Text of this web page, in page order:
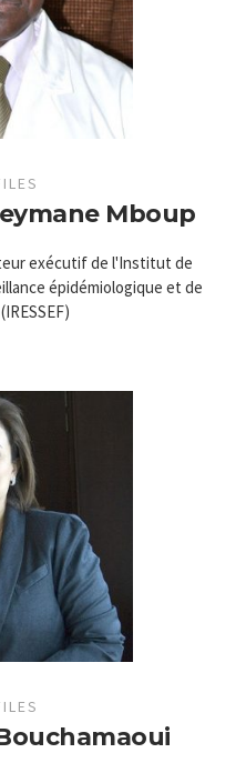
Mboup
exécutif de l'Institut de
épidémiologique et de